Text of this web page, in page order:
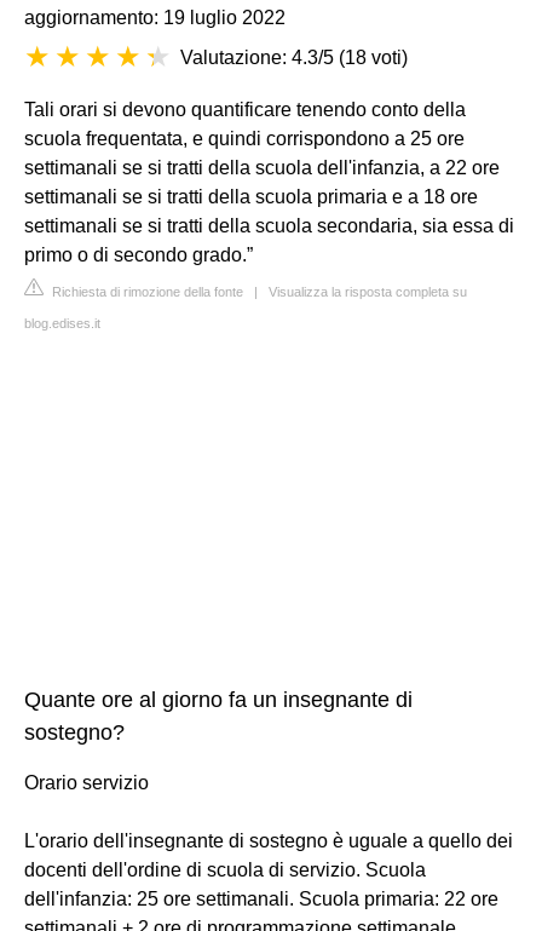
aggiornamento: 19 luglio 2022
Valutazione: 4.3/5 (18 voti)
Tali orari si devono quantificare tenendo conto della
scuola frequentata, e quindi corrispondono a 25 ore
settimanali se si tratti della scuola dell'infanzia, a 22 ore
settimanali se si tratti della scuola primaria e a 18 ore
settimanali se si tratti della scuola secondaria, sia essa di
primo o di secondo grado.”
Richiesta di rimozione della fonte | Visualizza la risposta completa su
blog.edises.it
Quante ore al giorno fa un insegnante di
sostegno?
Orario servizio
L'orario dell'insegnante di sostegno è uguale a quello dei
docenti dell'ordine di scuola di servizio. Scuola
dell'infanzia: 25 ore settimanali. Scuola primaria: 22 ore